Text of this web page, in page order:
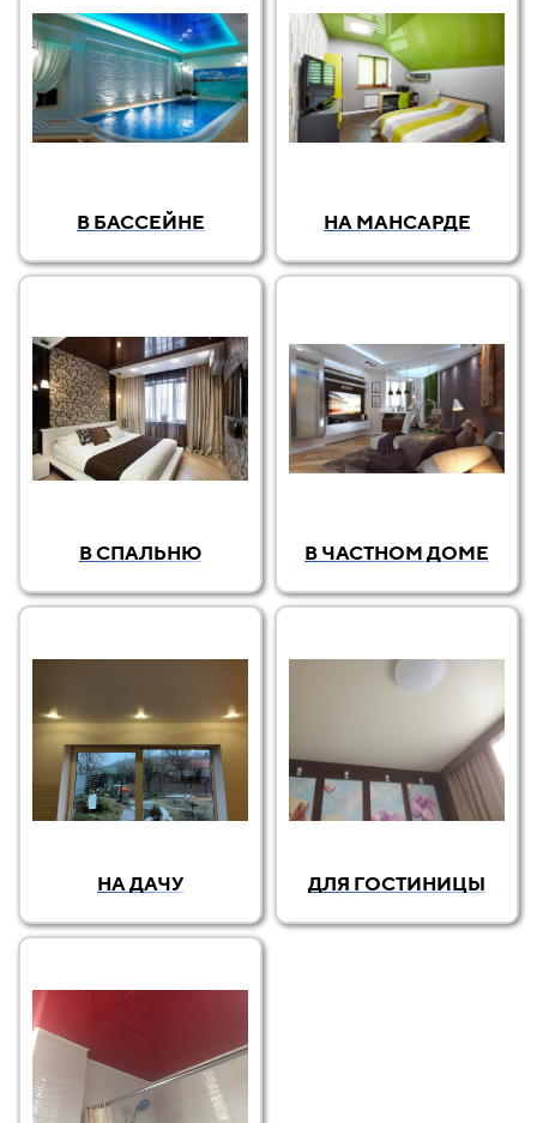
В БАССЕЙНЕ НА МАНСАРДЕ
В СПАЛЬНЮ В ЧАСТНОМ ДОМЕ
НА ДАЧУ ДЛЯ ГОСТИНИЦЫ